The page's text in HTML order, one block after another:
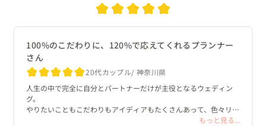
100%のこだわりに、120%で応えてくれるプランナー
さん
20代カップル 神奈川県
人生の中で完全に自分とパートナーだけが主役となるウェディン
グ。
やりたいこともこだわりもアイディアもたくさんあって、色々リサ
ーチしていたところブラプラのプランナー紹介サイトに辿り着き
もっと見る...